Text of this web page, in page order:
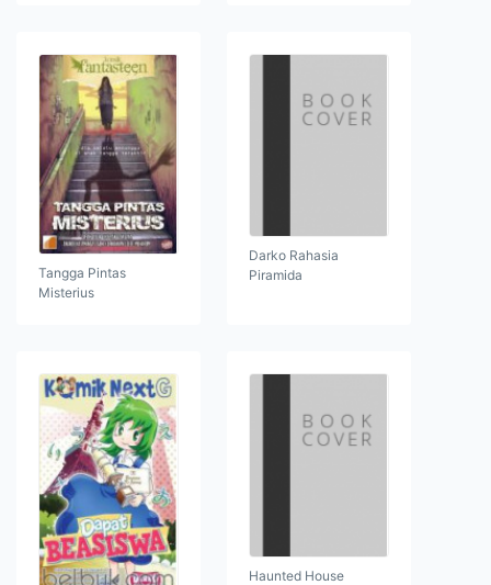
Tangga Pintas
Misterius
Darko Rahasia
Piramida
Haunted House